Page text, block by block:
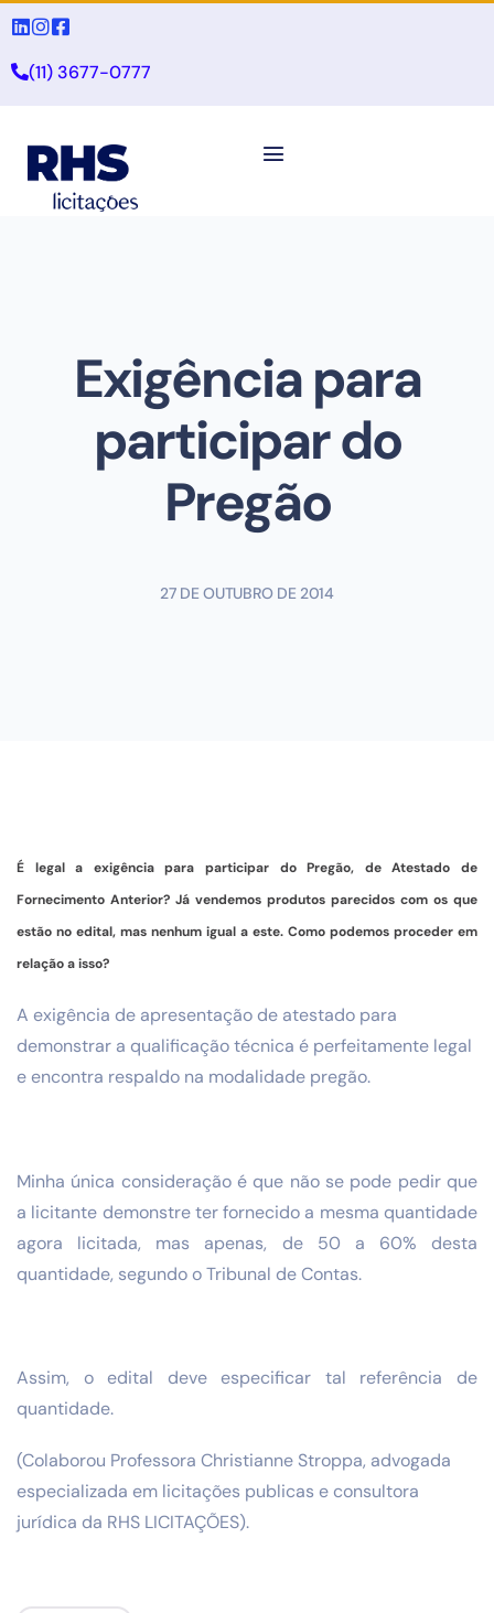
(11) 3677-0777
Exigência para
participar do
Pregão
27 DE OUTUBRO DE 2014
É legal a exigência para participar do Pregão, de Atestado de
Fornecimento Anterior? Já vendemos produtos parecidos com os que
estão no edital, mas nenhum igual a este. Como podemos proceder em
relação a isso?
A exigência de apresentação de atestado para
demonstrar a qualificação técnica é perfeitamente legal
e encontra respaldo na modalidade pregão.
Minha única consideração é que não se pode pedir que
a licitante demonstre ter fornecido a mesma quantidade
agora licitada, mas apenas, de 50 a 60% desta
quantidade, segundo o Tribunal de Contas.
Assim, o edital deve especificar tal referência de
quantidade.
(Colaborou Professora Christianne Stroppa, advogada
especializada em licitações publicas e consultora
jurídica da RHS LICITAÇÕES).